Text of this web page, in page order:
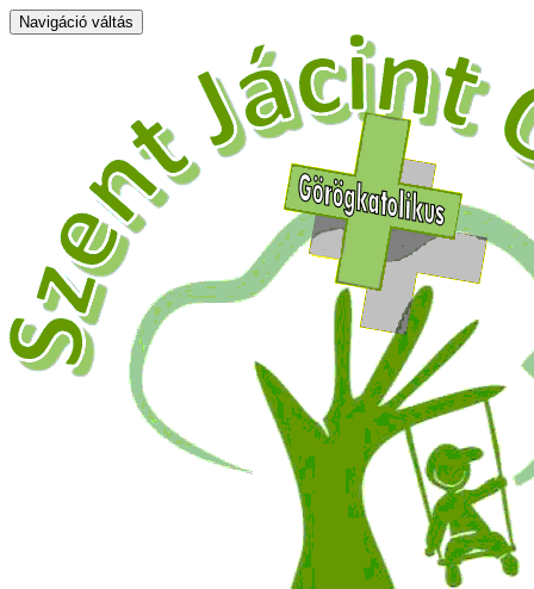
Navigáció váltás